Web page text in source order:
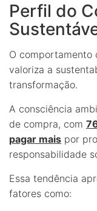
Perfil do
O comportamento
valoriza a
transformação.
A consciência
de compra, com
pagar mais por
responsabilidade
Essa tendência
fatores como: